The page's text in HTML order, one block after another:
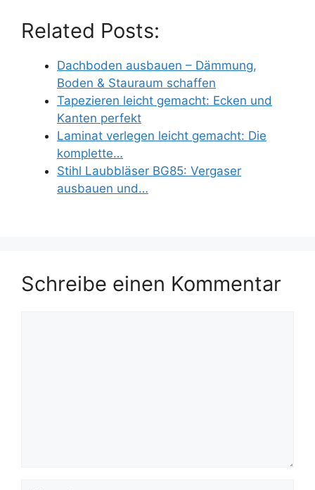
Related Posts:
Dachboden ausbauen – Dämmung,
Boden & Stauraum schaffen
Tapezieren leicht gemacht: Ecken und
Kanten perfekt
Laminat verlegen leicht gemacht: Die
komplette…
Stihl Laubbläser BG85: Vergaser
ausbauen und…
Schreibe einen Kommentar